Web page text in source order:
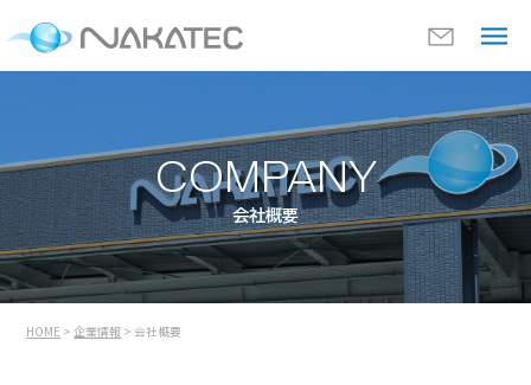
COMPANY
会社概要
HOME >企業情報 > 会社概要